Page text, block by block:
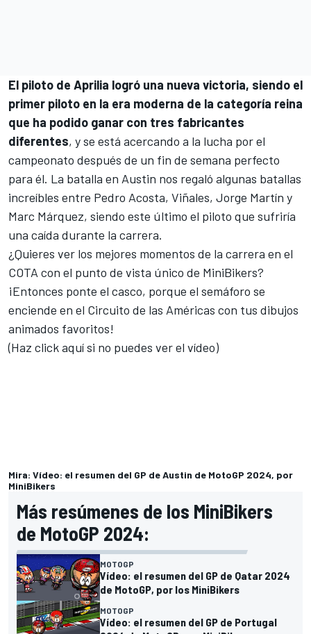
El piloto de Aprilia logró una nueva victoria, siendo el
primer piloto en la era moderna de la categoría reina
que ha podido ganar con tres fabricantes
diferentes, y se está acercando a la lucha por el
campeonato después de un fin de semana perfecto
para él. La batalla en Austin nos regaló algunas batallas
increíbles entre Pedro Acosta, Viñales, Jorge Martín y
Marc Márquez, siendo este último el piloto que sufriría
una caída durante la carrera.
¿Quieres ver los mejores momentos de la carrera en el
COTA con el punto de vista único de MiniBikers?
¡Entonces ponte el casco, porque el semáforo se
enciende en el Circuito de las Américas con tus dibujos
animados favoritos!
(Haz click aquí si no puedes ver el vídeo)
Mira: Vídeo: el resumen del GP de Austin de MotoGP 2024, por
MiniBikers
Más resúmenes de los MiniBikers
de MotoGP 2024:
MOTOGP
Vídeo: el resumen del GP de Qatar 2024
de MotoGP, por los MiniBikers
MOTOGP
Vídeo: el resumen del GP de Portugal